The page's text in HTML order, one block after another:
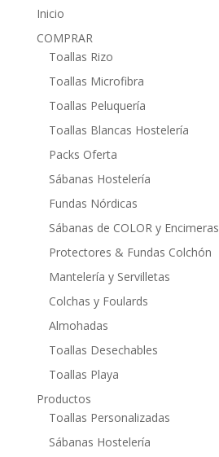
Inicio
COMPRAR
Toallas Rizo
Toallas Microfibra
Toallas Peluquería
Toallas Blancas Hostelería
Packs Oferta
Sábanas Hostelería
Fundas Nórdicas
Sábanas de COLOR y Encimeras
Protectores & Fundas Colchón
Mantelería y Servilletas
Colchas y Foulards
Almohadas
Toallas Desechables
Toallas Playa
Productos
Toallas Personalizadas
Sábanas Hostelería